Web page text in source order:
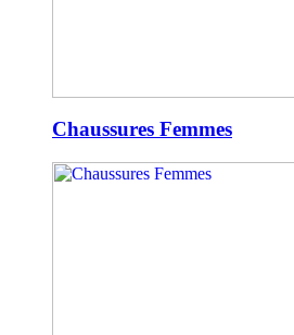
Chaussures Femmes